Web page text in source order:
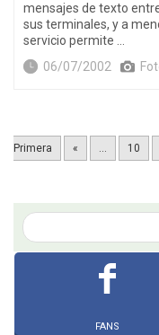
mensajes de texto
sus terminales, y a
servicio permite …
06/07/2002
Primera
« ... 10
FANS